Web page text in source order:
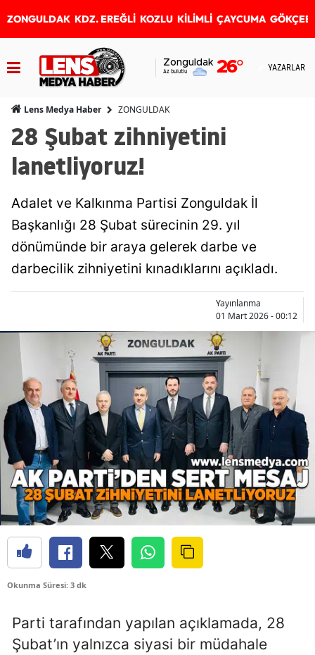
ZONGULDAK KDZ. EREĞLİ KOZLU KİLİMLİ ÇAYCUMA
Zonguldak
Az bulutlu 26° YAZARLAR
Lens Medya Haber ZONGULDAK
28 Şubat zihniyetini
lanetliyoruz!
Adalet ve Kalkınma Partisi Zonguldak İl
Başkanlığı 28 Şubat sürecinin 29. yıl
dönümünde bir araya gelerek darbe ve
darbecilik zihniyetini kınadıklarını açıkladı.
Yayınlanma
01 Mart 2026 - 00:12
Okunma Süresi: 3 dk
Parti tarafından yapılan açıklamada, 28
Şubat’ın yalnızca siyasi bir müdahale